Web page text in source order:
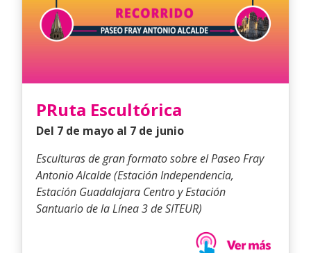
PRuta Escultórica
Del 7 de mayo al 7 de junio
Esculturas de gran formato sobre el Paseo Fray
Antonio Alcalde (Estación Independencia,
Estación Guadalajara Centro y Estación
Santuario de la Línea 3 de SITEUR)